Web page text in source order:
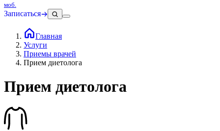
моб.
Записаться
Главная
Услуги
Приемы врачей
Прием диетолога
Прием диетолога